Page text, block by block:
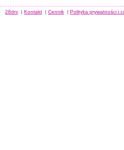
28dni | Kontakt | Cennik | Polityka prywatności i